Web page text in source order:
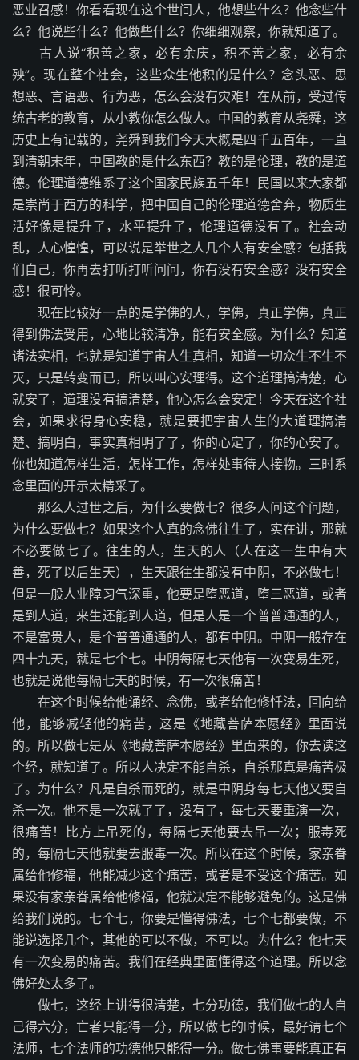
恶业召感！你看看现在这个世间人，他想些什么？他念些什
么？他说些什么？他做些什么？你细细观察，你就知道了。
古人说“积善之家，必有余庆，积不善之家，必有余
殃”。现在整个社会，这些众生他积的是什么？念头恶、思
想恶、言语恶、行为恶，怎么会没有灾难！在从前，受过传
统古老的教育，从小教你怎么做人。中国的教育从尧舜，这
历史上有记载的，尧舜到我们今天大概是四千五百年，一直
到清朝末年，中国教的是什么东西？教的是伦理，教的是道
德。伦理道德维系了这个国家民族五千年！民国以来大家都
是崇尚于西方的科学，把中国自己的伦理道德舍弃，物质生
活好像是提升了，水平提升了，伦理道德没有了。社会动
乱，人心惶惶，可以说是举世之人几个人有安全感？包括我
们自己，你再去打听打听问问，你有没有安全感？没有安全
感！很可怜。
现在比较好一点的是学佛的人，学佛，真正学佛，真正
得到佛法受用，心地比较清净，能有安全感。为什么？知道
诸法实相，也就是知道宇宙人生真相，知道一切众生不生不
灭，只是转变而已，所以叫心安理得。这个道理搞清楚，心
就安了，道理没有搞清楚，他心怎么会安定！今天在这个社
会，如果求得身心安稳，就是要把宇宙人生的大道理搞清
楚、搞明白，事实真相明了了，你的心定了，你的心安了。
你也知道怎样生活，怎样工作，怎样处事待人接物。三时系
念里面的开示太精采了。
那么人过世之后，为什么要做七？很多人问这个问题，
为什么要做七？如果这个人真的念佛往生了，实在讲，那就
不必要做七了。往生的人，生天的人（人在这一生中有大
善，死了以后生天），生天跟往生都没有中阴，不必做七！
但是一般人业障习气深重，他要是堕恶道，堕三恶道，或者
是到人道，来生还能到人道，但是人是一个普普通通的人，
不是富贵人，是个普普通通的人，都有中阴。中阴一般存在
四十九天，就是七个七。中阴每隔七天他有一次变易生死，
也就是说他每隔七天的时候，有一次很痛苦！
在这个时候给他诵经、念佛，或者给他修忏法，回向给
他，能够减轻他的痛苦，这是《地藏菩萨本愿经》里面说
的。所以做七是从《地藏菩萨本愿经》里面来的，你去读这
个经，就知道了。所以人决定不能自杀，自杀那真是痛苦极
了。为什么？凡是自杀而死的，就是中阴身每七天他又要自
杀一次。他不是一次就了了，没有了，每七天要重演一次，
很痛苦！比方上吊死的，每隔七天他要去吊一次；服毒死
的，每隔七天他就要去服毒一次。所以在这个时候，家亲眷
属给他修福，他能减少这个痛苦，或者是不受这个痛苦。如
果没有家亲眷属给他修福，他就决定不能够避免的。这是佛
给我们说的。七个七，你要是懂得佛法，七个七都要做，不
能说选择几个，其他的可以不做，不可以。为什么？他七天
有一次变易的痛苦。我们在经典里面懂得这个道理。所以念
佛好处太多了。
做七，这经上讲得很清楚，七分功德，我们做七的人自
己得六分，亡者只能得一分，所以做七的时候，最好请七个
法师，七个法师的功德他只能得一分。做七佛事要能真正有